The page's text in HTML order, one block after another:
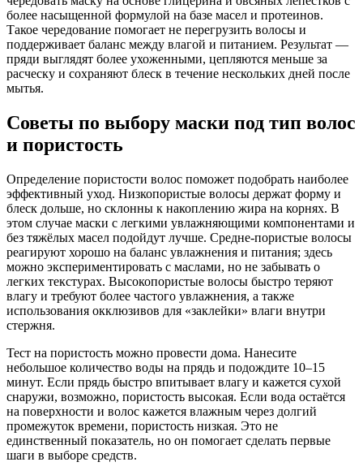
более насыщенной формулой на базе масел и протеинов.
Такое чередование помогает не перегрузить волосы и
поддерживает баланс между влагой и питанием. Результат —
пряди выглядят более ухоженными, цепляются меньше за
расческу и сохраняют блеск в течение нескольких дней после
мытья.
Советы по выбору маски под тип волос
и пористость
Определение пористости волос поможет подобрать наиболее
эффективный уход. Низкопористые волосы держат форму и
блеск дольше, но склонны к накоплению жира на корнях. В
этом случае маски с легкими увлажняющими компонентами и
без тяжёлых масел подойдут лучше. Средне-пористые волосы
реагируют хорошо на баланс увлажнения и питания; здесь
можно экспериментировать с маслами, но не забывать о
легких текстурах. Высокопористые волосы быстро теряют
влагу и требуют более частого увлажнения, а также
использования окклюзивов для «заклейки» влаги внутри
стержня.
Тест на пористость можно провести дома. Нанесите
небольшое количество воды на прядь и подождите 10–15
минут. Если прядь быстро впитывает влагу и кажется сухой
снаружи, возможно, пористость высокая. Если вода остаётся
на поверхности и волос кажется влажным через долгий
промежуток времени, пористость низкая. Это не
единственный показатель, но он помогает сделать первые
шаги в выборе средств.